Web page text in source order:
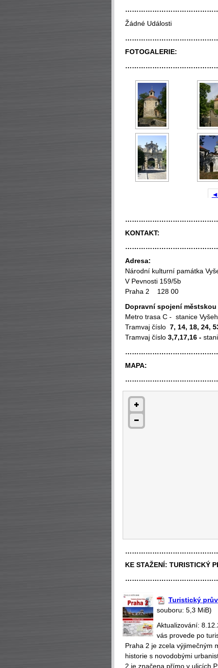
Žádné Události
FOTOGALERIE:
◄
KONTAKT:
Adresa:
Národní kulturní památka
V Pevnosti 159/5b
Praha 2 128 00
Dopravní spojení
Metro trasa C - stanice
Tramvaj číslo 7, 14, 18, 24,
Tramvaj číslo 3,7,17,16 -
MAPA:
KE STAŽENÍ: TURISTICKÝ
Turistický
souboru: 5,3 MiB)
Aktualizování:
vás provede po
Praha 2 je zcela výjimečným
historie s novodobými
2 je značena přímo v ulicích